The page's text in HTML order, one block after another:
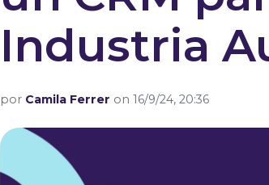
Industria
por Camila Ferrer on 16/9/24, 20:36